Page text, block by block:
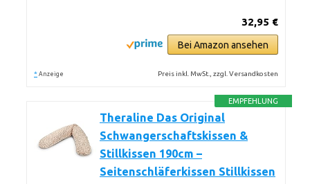
32,95 €
Bei Amazon ansehen
* Anzeige Preis inkl. MwSt., zzgl. Versandkosten
EMPFEHLUNG
Theraline Das Original
Schwangerschaftskissen &
Stillkissen 190cm –
Seitenschläferkissen Stillkissen